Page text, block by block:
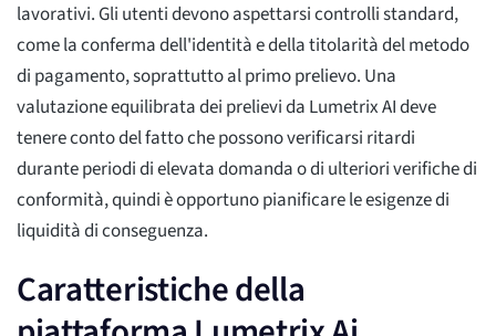
lavorativi. Gli utenti devono aspettarsi controlli standard,
come la conferma dell'identità e della titolarità del metodo
di pagamento, soprattutto al primo prelievo. Una
valutazione equilibrata dei prelievi da Lumetrix AI deve
tenere conto del fatto che possono verificarsi ritardi
durante periodi di elevata domanda o di ulteriori verifiche di
conformità, quindi è opportuno pianificare le esigenze di
liquidità di conseguenza.
Caratteristiche della